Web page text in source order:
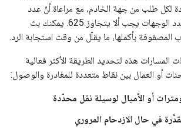
لكل طلب من جهة الخادم، مع مراعاة أنّ عدد
المصادر مضروبًا في عدد الوجهات يجب ألا يتجاوز 625. يمكنك بث
المصفوفة بأكملها، ما يقلّل من وقت استجابة الرد.
المسارات هذه لتحديد الطريقة الأكثر فعالية
أو العمال بين نقاط متعددة للمغادرة والوصول:
أو الأميال لوسيلة نقل محدّدة
في حال الازدحام المروري